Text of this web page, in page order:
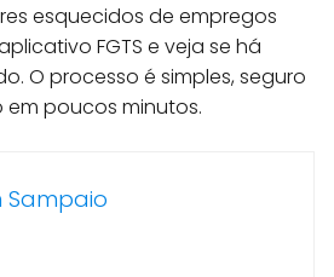
esquecidos de empregos
FGTS e veja se há
O processo é simples, seguro
em poucos minutos.
Sampaio